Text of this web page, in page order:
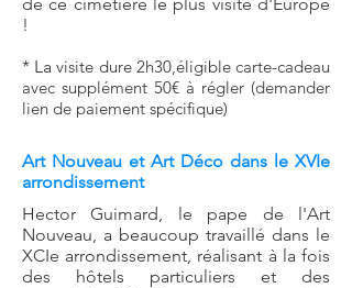
!
* Lavisite dure 2h30,éligible carte-cadeau
avec supplément 50€ à régler (demander
lien de paiement spécifique)
Art Nouveau et Art Déco dans le XVIe
arrondissement
Hector Guimard, le pape de l'Art
Nouveau, a beaucoup travaillé dans le
XCIe arrondissement, réalisant à la fois
des hôtels particuliers et des